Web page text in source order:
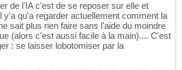
de l'IA c'est de se reposer sur elle et
y'a qu'a regarder actuellement comment la
sait plus rien faire sans l'aide du moindre
(alors c'est aussi facile à la main).... C'est
: se laisser lobotomiser par la